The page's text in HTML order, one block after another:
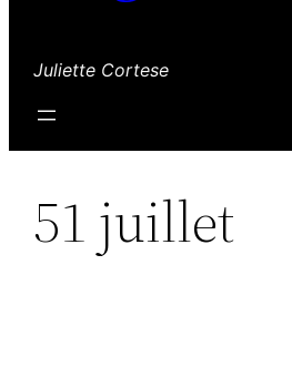
Juliette Cortese
51 juillet